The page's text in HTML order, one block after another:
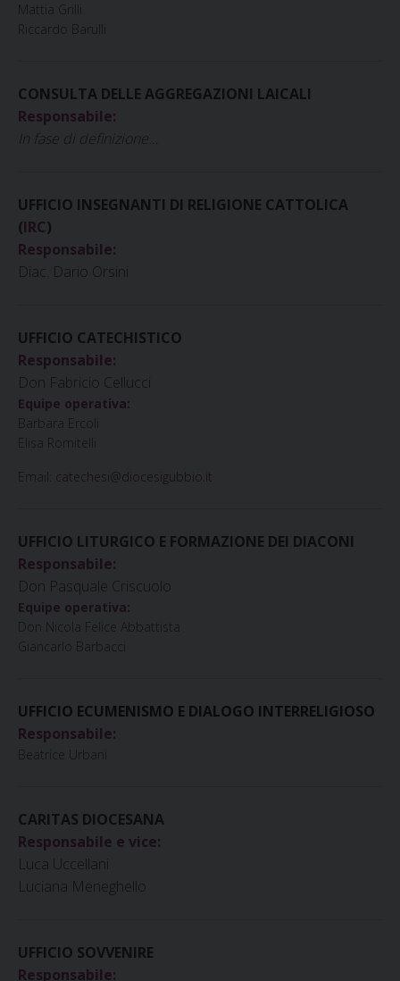
Mattia Grilli
Riccardo Barulli
CONSULTA DELLE AGGREGAZIONI LAICALI
Responsabile:
In fase di definizione…
UFFICIO INSEGNANTI DI RELIGIONE CATTOLICA
(IRC)
Responsabile:
Diac. Dario Orsini
UFFICIO CATECHISTICO
Responsabile:
Don Fabricio Cellucci
Equipe operativa:
Barbara Ercoli
Elisa Romitelli
Email: catechesi@diocesigubbio.it
UFFICIO LITURGICO E FORMAZIONE DEI DIACONI
Responsabile:
Don Pasquale Criscuolo
Equipe operativa:
Don Nicola Felice Abbattista
Giancarlo Barbacci
UFFICIO ECUMENISMO E DIALOGO INTERRELIGIOSO
Responsabile:
Beatrice Urbani
CARITAS DIOCESANA
Responsabile e vice:
Luca Uccellani
Luciana Meneghello
UFFICIO SOVVENIRE
Responsabile: